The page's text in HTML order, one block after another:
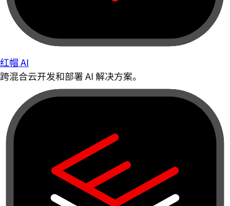
红帽 AI
跨混合云开发和部署 AI 解决方案。